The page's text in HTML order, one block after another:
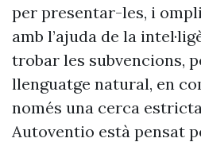
per presentar-les, i
amb l’ajuda de la
trobar les subvencions,
llenguatge natural, en
només una cerca
Autoventio està pensat